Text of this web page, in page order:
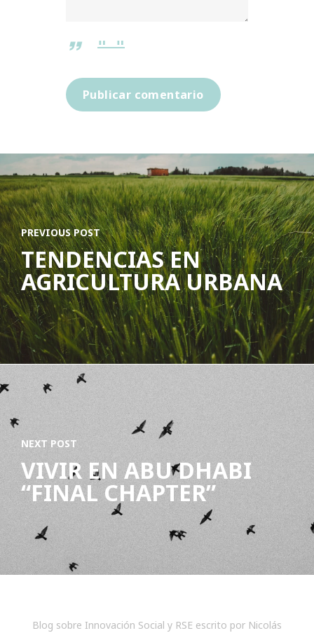
PREVIOUS POST
TENDENCIAS EN
AGRICULTURA URBANA
NEXT POST
VIVIR EN ABU DHABI
“FINAL CHAPTER”
Blog sobre Innovación Social y RSE escrito por Nicolás